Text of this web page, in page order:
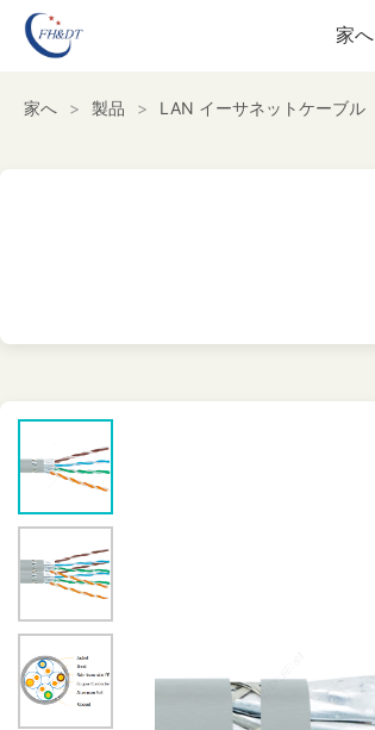
家へ
家へ > 製品 > LAN イーサネットケーブル